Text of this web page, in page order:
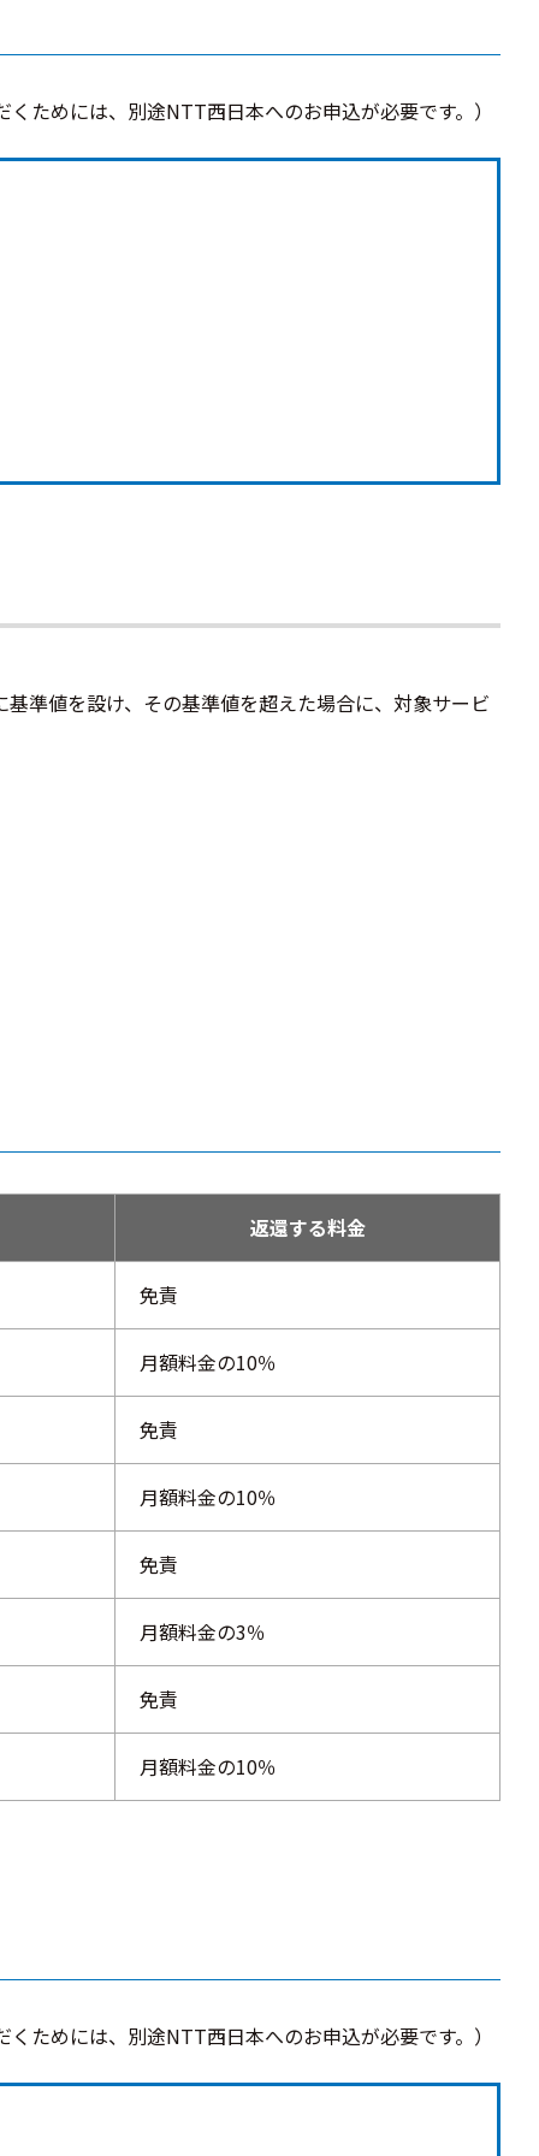
ためには、別途NTT西日本へのお申込が必要です。）
準値を設け、その基準値を超えた場合に、対象サービ
返還する料金
免責
月額料金の10％
免責
月額料金の10％
免責
月額料金の3％
免責
月額料金の10％
ためには、別途NTT西日本へのお申込が必要です。）